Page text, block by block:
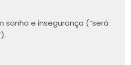
sonho e insegurança (“será